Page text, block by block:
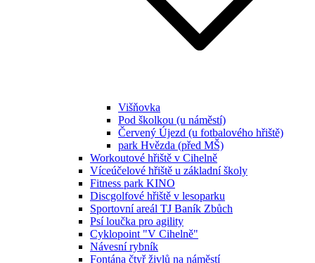
Višňovka
Pod školkou (u náměstí)
Červený Újezd (u fotbalového hřiště)
park Hvězda (před MŠ)
Workoutové hřiště v Cihelně
Víceúčelové hřiště u základní školy
Fitness park KINO
Discgolfové hřiště v lesoparku
Sportovní areál TJ Baník Zbůch
Psí loučka pro agility
Cyklopoint "V Cihelně"
Návesní rybník
Fontána čtyř živlů na náměstí